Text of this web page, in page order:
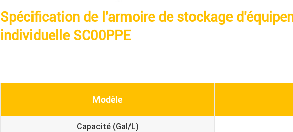
Spécification de l'armoire de stockage
individuelle SC00PPE
Modèle
Capacité (Gal/L)